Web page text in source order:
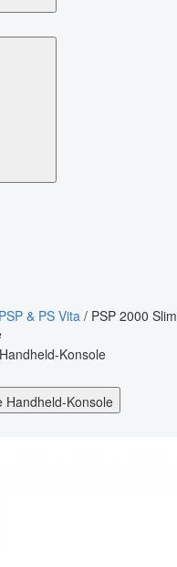
PSP & PS Vita / PSP 2000 Slim